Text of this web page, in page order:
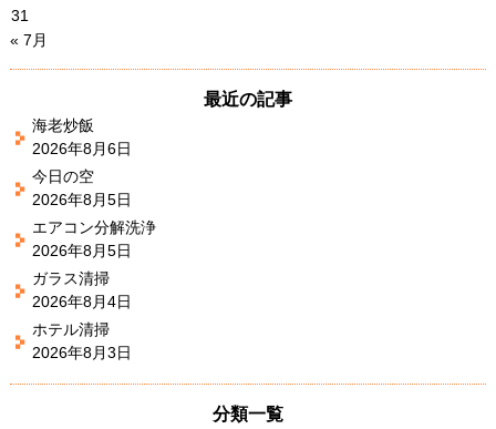
31
« 7月
最近の記事
海老炒飯
2026年8月6日
今日の空
2026年8月5日
エアコン分解洗浄
2026年8月5日
ガラス清掃
2026年8月4日
ホテル清掃
2026年8月3日
分類一覧